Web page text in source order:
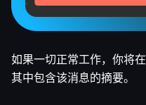
如果一切正常工作，你将在
其中包含该消息的摘要。